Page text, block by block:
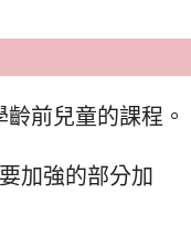
前兒童的課程。
加強的部分加